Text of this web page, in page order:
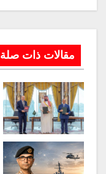
مقالات ذات صلة